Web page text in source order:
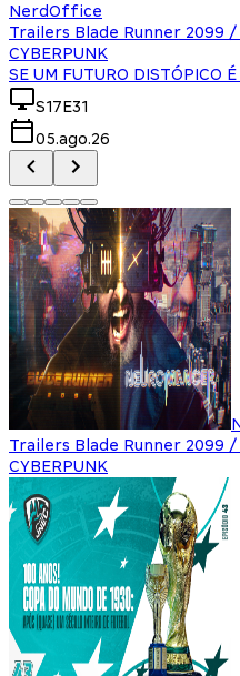
NerdOffice
Trailers Blade Runner 2099
CYBERPUNK
SE UM FUTURO DISTÓPICO
S17E31
05.ago.26
Trailers Blade Runner 2099
CYBERPUNK